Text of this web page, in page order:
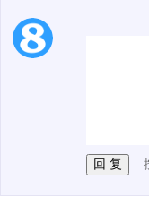
1.电脑